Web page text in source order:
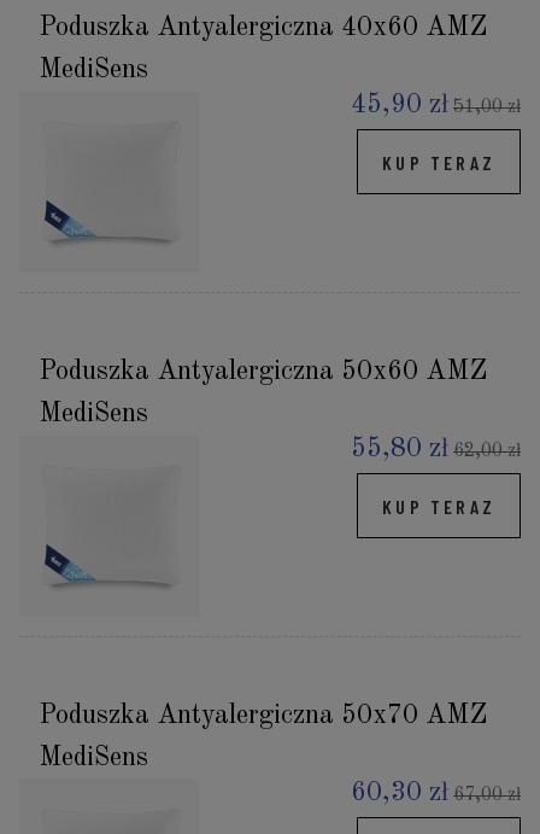
Poduszka Antyalergiczna 40x60 AMZ
MediSens
45,90 zł 51,00 zł
KUP TERAZ
Poduszka Antyalergiczna 50x60 AMZ
MediSens
55,80 zł 62,00 zł
KUP TERAZ
Poduszka Antyalergiczna 50x70 AMZ
MediSens
60,30 zł 67,00 zł